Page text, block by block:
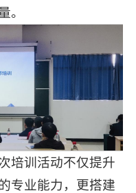
。
培训活动不仅提升
专业能力，更搭建